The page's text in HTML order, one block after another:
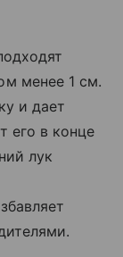
менее 1 см.
и дает
его в конце
лук